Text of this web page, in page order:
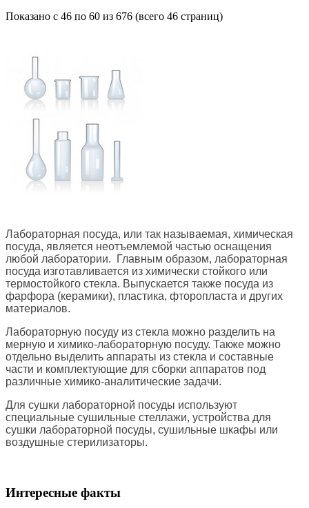
Показано с 46 по 60 из 676 (всего 46 страниц)
Лабораторная посуда, или так называемая, химическая
посуда, является неотъемлемой частью оснащения
любой лаборатории. Главным образом, лабораторная
посуда изготавливается из химически стойкого или
термостойкого стекла. Выпускается также посуда из
фарфора (керамики), пластика, фторопласта и других
материалов.
Лабораторную посуду из стекла можно разделить на
мерную и химико-лабораторную посуду. Также можно
отдельно выделить аппараты из стекла и составные
части и комплектующие для сборки аппаратов под
различные химико-аналитические задачи.
Для сушки лабораторной посуды используют
специальные сушильные стеллажи, устройства для
сушки лабораторной посуды, сушильные шкафы или
воздушные стерилизаторы.
Интересные факты